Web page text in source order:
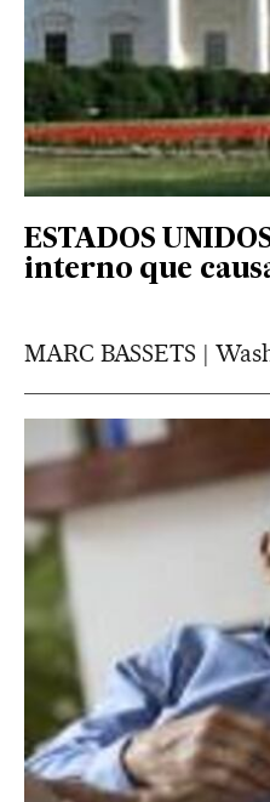
ESTADOS
interno que
MARC BASSETS |